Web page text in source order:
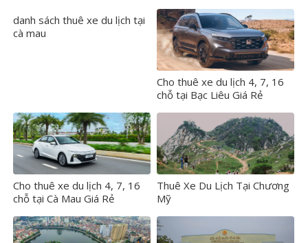
danh sách thuê xe du lịch tại
cà mau
Cho thuê xe du lịch 4, 7, 16
chỗ tại Bạc Liêu Giá Rẻ
Cho thuê xe du lịch 4, 7, 16
chỗ tại Cà Mau Giá Rẻ
Thuê Xe Du Lịch Tại Chương
Mỹ